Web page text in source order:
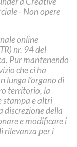
- Non opere
online
nr. 94 del
Pur mantenendo
che ci ha
lunga l’organo di
territorio, la
stampa e altri
della
e modificare i
rilevanza per i